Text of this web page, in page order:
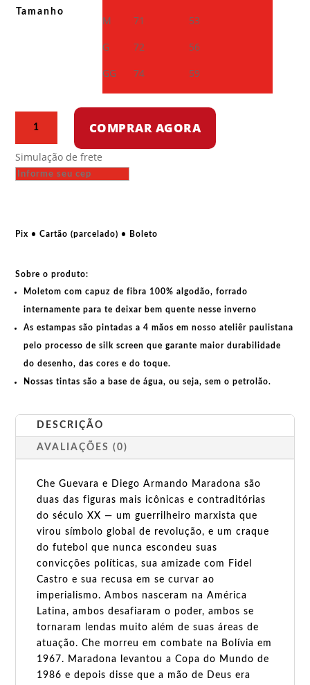
Tamanho
M
71
53
G
72
56
GG
74 59
-
Che
-
quantidade
COMPRAR AGORA
Simulação de frete
Pix • Cartão (parcelado) • Boleto
Sobre o produto:
Moletom com capuz de fibra 100% algodão, forrado
internamente para te deixar bem quente nesse inverno
As estampas são pintadas a 4 mãos em nosso ateliêr paulistana
pelo processo de silk screen que garante maior durabilidade
do desenho, das cores e do toque.
Nossas tintas são a base de água, ou seja, sem o petrolão.
DESCRIÇÃO
AVALIAÇÕES (0)
Che Guevara e Diego Armando Maradona são
duas das figuras mais icônicas e contraditórias
do século XX — um guerrilheiro marxista que
virou símbolo global de revolução, e um craque
do futebol que nunca escondeu suas
convicções políticas, sua amizade com Fidel
Castro e sua recusa em se curvar ao
imperialismo. Ambos nasceram na América
Latina, ambos desafiaram o poder, ambos se
tornaram lendas muito além de suas áreas de
atuação. Che morreu em combate na Bolívia em
1967. Maradona levantou a Copa do Mundo de
1986 e depois disse que a mão de Deus era